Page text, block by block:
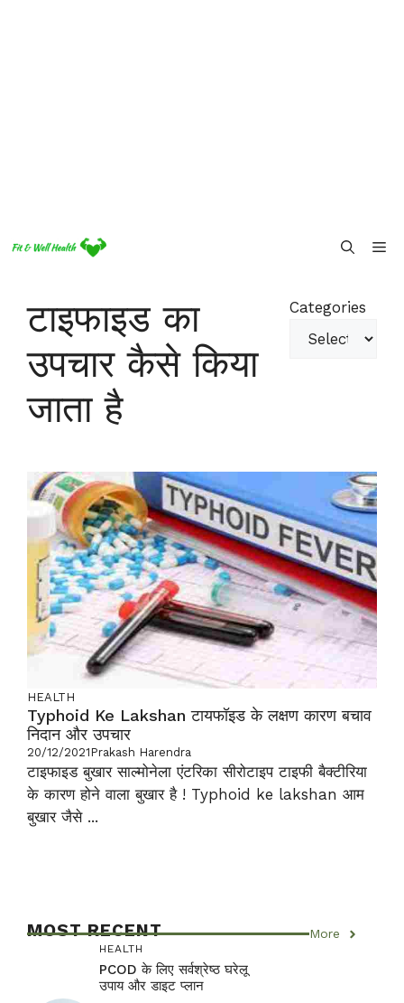
टाइफाइड का
उपचार कैसे किया
जाता है
Categories
HEALTH
Typhoid Ke Lakshan टायफॉइड के लक्षण कारण बचाव
निदान और उपचार
20/12/2021Prakash Harendra
टाइफाइड बुखार साल्मोनेला एंटरिका सीरोटाइप टाइफी बैक्टीरिया
के कारण होने वाला बुखार है ! Typhoid ke lakshan आम
बुखार जैसे ...
MOST RECENT More
HEALTH
PCOD के लिए सर्वश्रेष्ठ घरेलू
उपाय और डाइट प्लान